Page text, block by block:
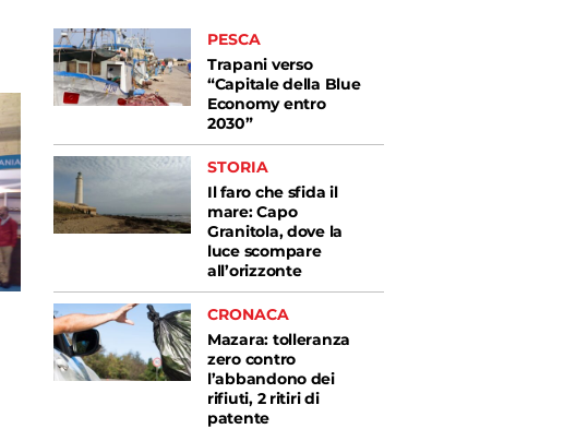
PESCA
Trapani verso
“Capitale della Blue
Economy entro
2030”
STORIA
Il faro che sfida il
mare: Capo
Granitola, dove la
luce scompare
all’orizzonte
CRONACA
Mazara: tolleranza
zero contro
l’abbandono dei
rifiuti, 2 ritiri di
patente